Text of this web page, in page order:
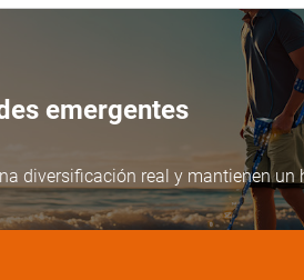
emergentes
diversificación real y mantienen